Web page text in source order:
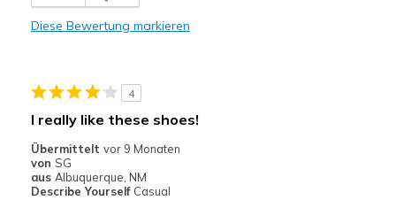
Durable
View On Shoes
Shoes are for Wearing
Diese Bewertung markieren
4
I really like these shoes!
Übermittelt vor 9 Monaten
von SG
aus Albuquerque, NM
Describe Yourself Casual